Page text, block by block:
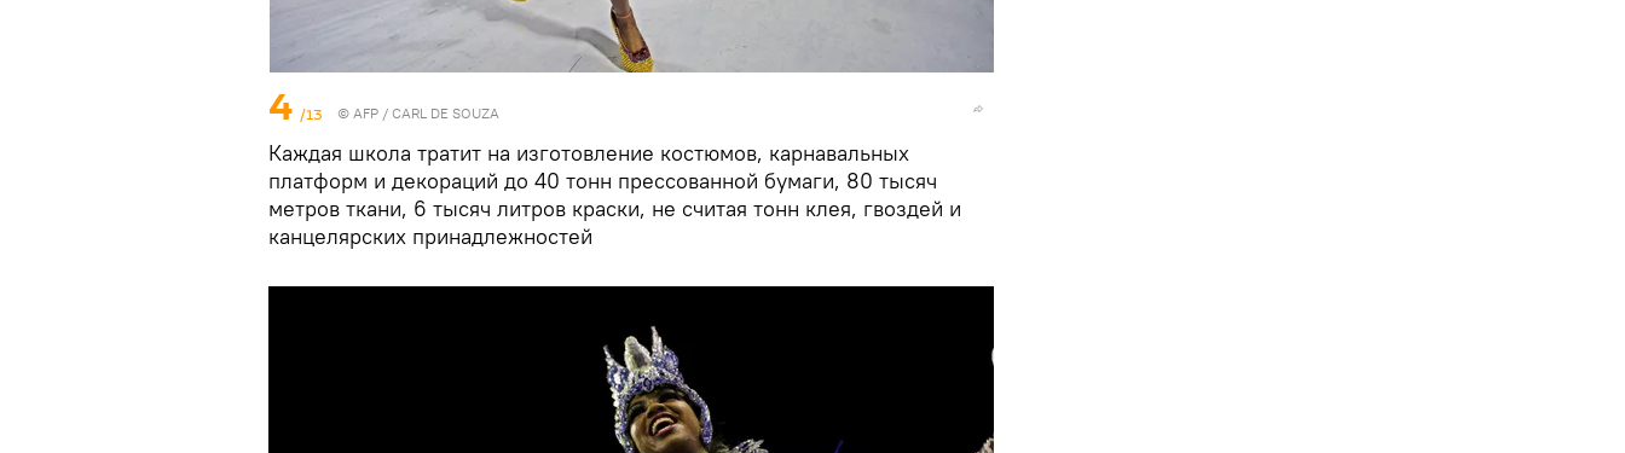
4 /13 © AFP / CARL DE SOUZA
Каждая школа тратит на изготовление костюмов, карнавальных
платформ и декораций до 40 тонн прессованной бумаги, 80 тысяч
метров ткани, 6 тысяч литров краски, не считая тонн клея, гвоздей и
канцелярских принадлежностей